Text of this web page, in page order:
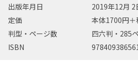
出版年月日
2019年12月 2
定価
本体1700円＋
判型・ページ数
四六判・285
ISBN